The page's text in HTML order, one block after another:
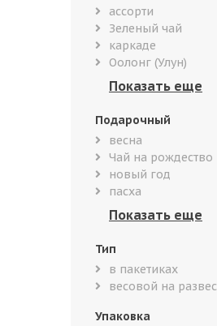
ассорти
Зеленый чай
каркаде
Оолонг (Улун)
Подарочный
весна
Чай на рождество
новый год
пасха
Тип
в пакетиках
весовой на развес
Упаковка